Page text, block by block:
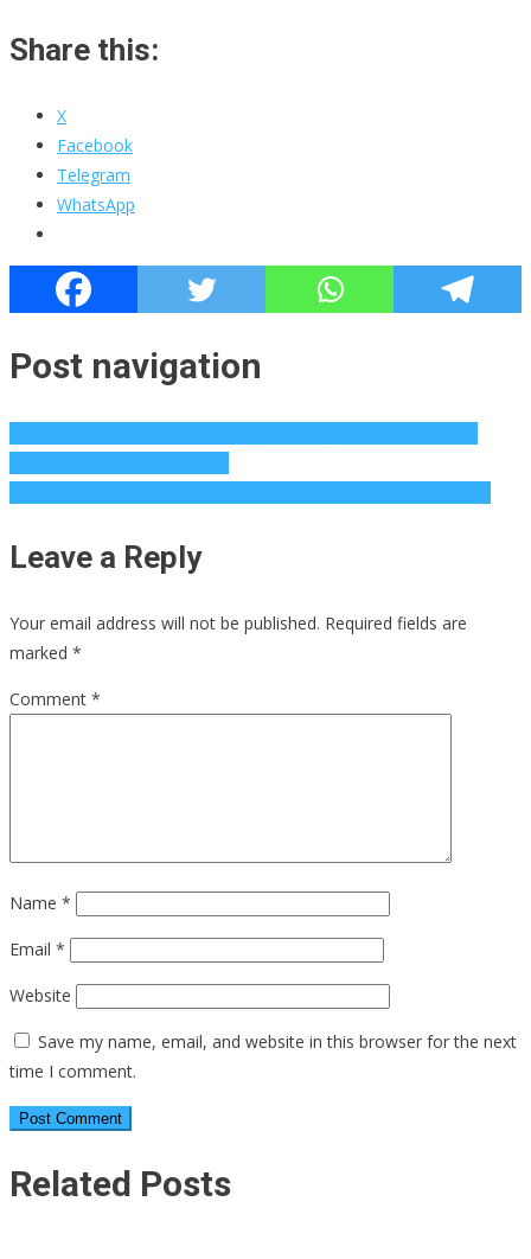
Share this:
X
Facebook
Telegram
WhatsApp
Post navigation
Leave a Reply
Your email address will not be published. Required fields are
marked *
Comment *
Name *
Email *
Website
Save my name, email, and website in this browser for the next
time I comment.
Related Posts